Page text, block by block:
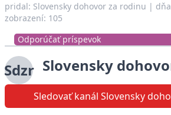
pridal: Slovensky dohovor za rodinu |
zobrazení: 105
Odporúčať príspevok
Sdzr Slovensky
Sledovať kanál Slovensky